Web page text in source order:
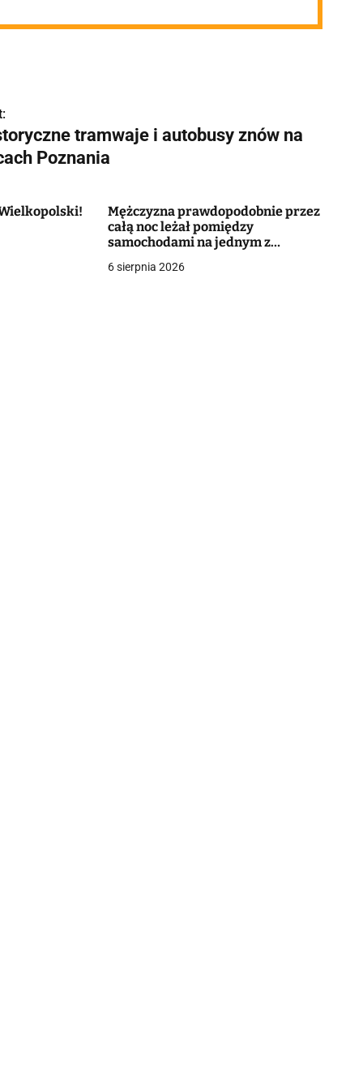
tramwaje i autobusy znów na
Poznania
Mężczyzna prawdopodobnie przez
całą noc leżał pomiędzy
samochodami na jednym z
6 sierpnia 2026